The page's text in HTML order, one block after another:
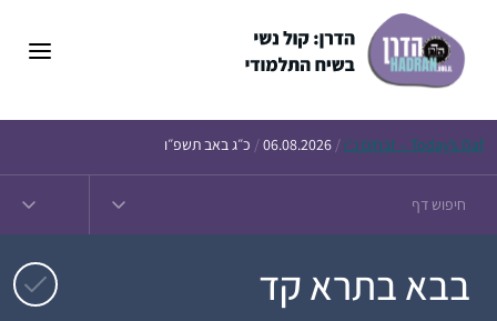
Today’s Daf – זבחים נ״ו /
06.08.2026
/ כ״ג באב תשפ״ו
בבא בתרא קד